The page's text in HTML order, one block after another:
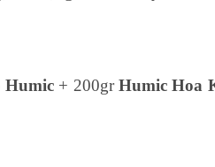
Humic + 200grHumic Hoa